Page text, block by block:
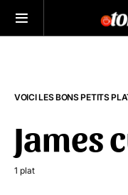
VOICI LES BONS PETITS
James
1 plat